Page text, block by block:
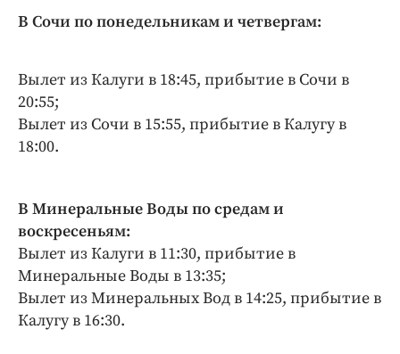
В Сочи по понедельникам и четвергам:
Вылет из Калуги в 18:45, прибытие в Сочи в
20:55;
Вылет из Сочи в 15:55, прибытие в Калугу в
18:00.
В Минеральные Воды по средам и
воскресеньям:
Вылет из Калуги в 11:30, прибытие в
Минеральные Воды в 13:35;
Вылет из Минеральных Вод в 14:25, прибытие в
Калугу в 16:30.